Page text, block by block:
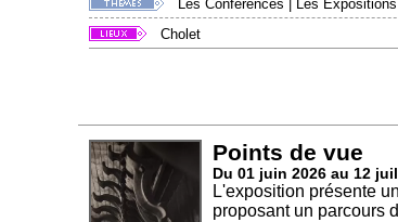
Les Conférences Les Expositions
Cholet
Points de vue
Du 01 juin 2026 au 12
L'exposition présente
proposant un parcours